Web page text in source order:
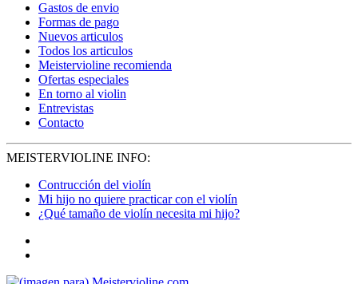
Gastos de envio
Formas de pago
Nuevos articulos
Todos los articulos
Meistervioline recomienda
Ofertas especiales
En torno al violin
Entrevistas
Contacto
MEISTERVIOLINE INFO:
Contrucción del violín
Mi hijo no quiere practicar con el violín
¿Qué tamaño de violín necesita mi hijo?